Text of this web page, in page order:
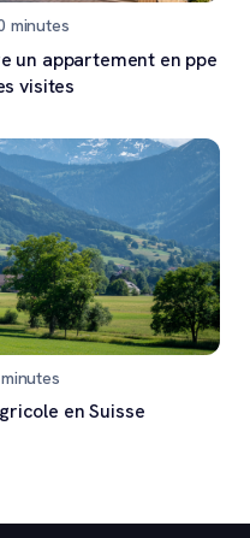
minutes
un appartement en ppe
visites
en Suisse